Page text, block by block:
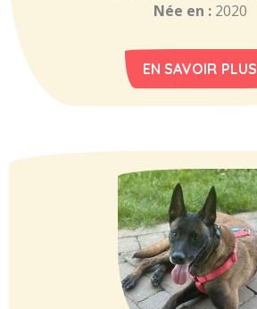
Née en : 2020
EN SAVOIR PLUS